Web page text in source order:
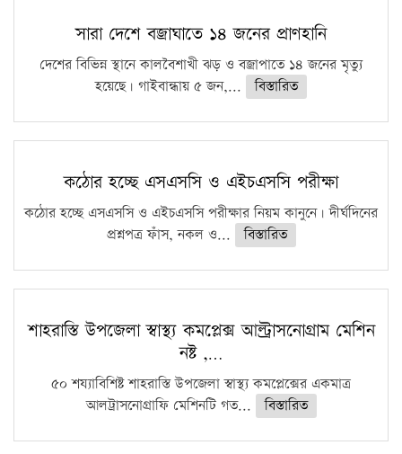
সারা দেশে বজ্রাঘাতে ১৪ জনের প্রাণহানি
দেশের বিভিন্ন স্থানে কালবৈশাখী ঝড় ও বজ্রাপাতে ১৪ জনের মৃত্যু
হয়েছে। গাইবান্ধায় ৫ জন,...
বিস্তারিত
কঠোর হচ্ছে এসএসসি ও এইচএসসি পরীক্ষা
কঠোর হচ্ছে এসএসসি ও এইচএসসি পরীক্ষার নিয়ম কানুনে। দীর্ঘদিনের
প্রশ্নপত্র ফাঁস, নকল ও...
বিস্তারিত
শাহরাস্তি উপজেলা স্বাস্থ্য কমপ্লেক্স আল্ট্রাসনোগ্রাম মেশিন
নষ্ট ,…
৫০ শয্যাবিশিষ্ট শাহরাস্তি উপজেলা স্বাস্থ্য কমপ্লেক্সের একমাত্র
আলট্রাসনোগ্রাফি মেশিনটি গত...
বিস্তারিত